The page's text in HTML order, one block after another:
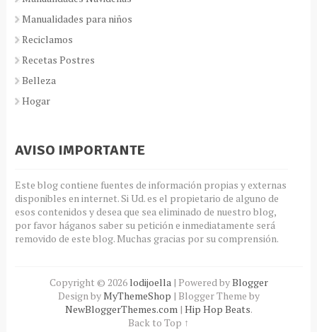
Manualidades para niños
Reciclamos
Recetas Postres
Belleza
Hogar
AVISO IMPORTANTE
Este blog contiene fuentes de información propias y externas
disponibles en internet. Si Ud. es el propietario de alguno de
esos contenidos y desea que sea eliminado de nuestro blog,
por favor háganos saber su petición e inmediatamente será
removido de este blog. Muchas gracias por su comprensión.
Copyright © 2026 lodijoella| Powered byBlogger
Design byMyThemeShop | Blogger Theme by
NewBloggerThemes.com| Hip Hop Beats.
Back to Top ↑